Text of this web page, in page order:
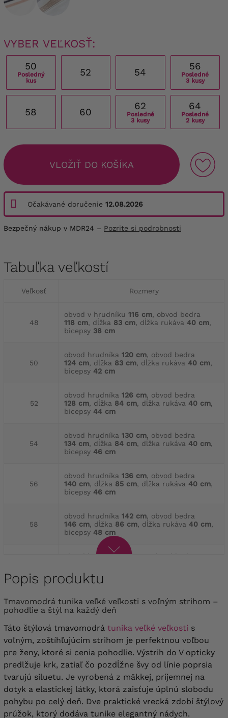
VYBER VEĽKOSŤ:
50
Posledný
kus
52 54
56
Posledné
3 kusy
58 60
62
Posledné
3 kusy
64
Posledné
2 kusy
VLOŽIŤ DO KOŠÍKA
Očakávané doručenie 12.08.2026
Bezpečný nákup v MDR24 – Pozrite si podrobnosti
Tabuľka veľkostí
Veľkosť Rozmery
48
obvod v hrudníku 116 cm, obvod bedra
118 cm, dĺžka 83 cm, dĺžka rukáva 40 cm,
bicepsy 38 cm
50
obvod hrudníka 120 cm, obvod bedra
124 cm, dĺžka 83 cm, dĺžka rukáva 40 cm,
bicepsy 42 cm
52
obvod hrudníka 126 cm, obvod bedra
128 cm, dĺžka 84 cm, dĺžka rukáva 40 cm,
bicepsy 44 cm
54
obvod hrudníka 130 cm, obvod bedra
134 cm, dĺžka 84 cm, dĺžka rukáva 40 cm,
bicepsy 46 cm
56
obvod hrudníka 136 cm, obvod bedra
140 cm, dĺžka 85 cm, dĺžka rukáva 40 cm,
bicepsy 46 cm
58
obvod hrudníka 142 cm, obvod bedra
146 cm, dĺžka 86 cm, dĺžka rukáva 40 cm,
bicepsy 48 cm
obvod hrudníka 146 cm
, obvod bedra
bicepsy
62
obvod hrudníka 152 cm , obvod bedra
dĺžka 89 cm , dĺžka rukáva 40 cm, bicepsy
52 cm
64
obvod hrudníka 156 cm, obvod bedra
162 cm, dĺžka 89 cm, dĺžka rukáva 40 cm
bicepsy 52 cm
Popis produktu
Tmavomodrá tunika veľké veľkosti s voľným strihom –
pohodlie a štýl na každý deň
Táto štýlová tmavomodrá tunika veľké veľkosti s
voľným, zoštíhľujúcim strihom je perfektnou voľbou
pre ženy, ktoré si cenia pohodlie. Výstrih do V opticky
predlžuje krk, zatiaľ čo pozdĺžne švy od línie poprsia
tvarujú siluetu. Je vyrobená z mäkkej, príjemnej na
dotyk a elastickej látky, ktorá zaisťuje úplnú slobodu
pohybu po celý deň. Dve praktické vrecká zdobí štýlový
prúžok, ktorý dodáva tunike elegantný nádych.